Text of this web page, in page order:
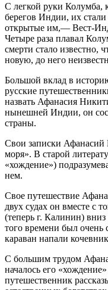
С легкой руки Колумба,
берегов Индии, их
открытые им,— Вест-
Четыре раза плавал
смерти стало известно,
новую, до него
Большой вклад в
русские
назвать Афанасия
нынешней Индии, он
страны.
Свои записки Афанасий
моря». В старой
«хождение»)
нем.
Свое путешествие
двух судах он вместе с
(теперь г. Калинин)
того времени был очень
караван напали
С большим трудом
началось его
путешественник